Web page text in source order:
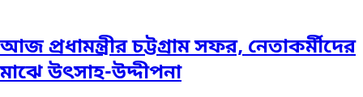
আজ প্রধামন্ত্রীর চট্টগ্রাম সফর, নেতাকর্মীদের
মাঝে উৎসাহ-উদ্দীপনা